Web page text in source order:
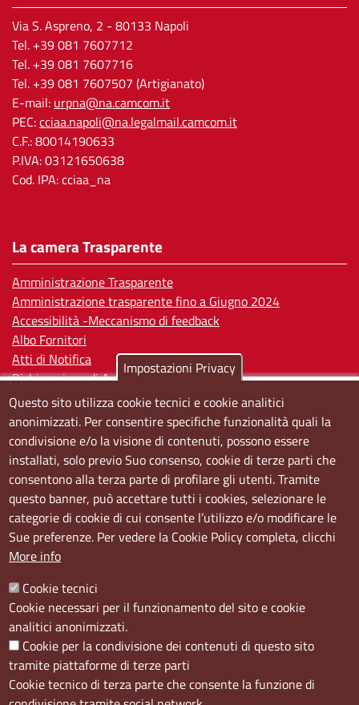
Via S. Aspreno, 2 - 80133 Napoli
Tel. +39 081 7607712
Tel. +39 081 7607716
Tel. +39 081 7607507 (Artigianato)
E-mail: urpna@na.camcom.it
PEC:cciaa.napoli@na.legalmail.camcom.it
C.F.: 80014190633
P.IVA: 03121650638
Cod. IPA: cciaa_na
La camera Trasparente
Amministrazione Trasparente
Amministrazione trasparente fino a Giugno 2024
Accessibilità -Meccanismo di feedback
Albo Fornitori
Atti di Notifica
Dichiarazione di Accessibilità
Sedi e orari
Sede Centrale:
Via S. Aspreno, 2, 80133 Napoli NA
Sede Secondaria:
Corso Meridionale, 58 80143 Napoli NA
Orari
Il venerdì dalle ore 8.50 alle ore 11.00
Social
Impostazioni Privacy
Questo sito utilizza cookie tecnici e cookie analitici
anonimizzati. Per consentire specifiche funzionalità quali la
condivisione e/o la visione di contenuti, possono essere
installati, solo previo Suo consenso, cookie di terze parti che
consentono alla terza parte di profilare gli utenti. Tramite
questo banner, può accettare tutti i cookies, selezionare le
categorie di cookie di cui consente l’utilizzo e/o modificare le
Sue preferenze. Per vedere la Cookie Policy completa, clicchi
More info
Cookie tecnici
Cookie necessari per il funzionamento del sito e cookie
analitici anonimizzati.
Cookie per la condivisione dei contenuti di questo sito
tramite piattaforme di terze parti
Cookie tecnico di terza parte che consente la funzione di